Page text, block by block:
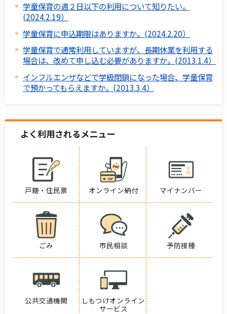
学童保育の週２日以下の利用について知りたい。
(2024.2.19）
学童保育に申込期限はありますか。(2024.2.20）
学童保育で通常利用していますが、長期休業を利用する
場合は、改めて申し込む必要がありますか。(2013.1.4）
インフルエンザなどで学級閉鎖になった場合、学童保育
で預かってもらえますか。(2013.3.4）
よく利用されるメニュー
戸籍・住民票 オンライン納付 マイナンバー
ごみ 市民相談 予防接種
公共交通機関
しもつけオンライン
サービス